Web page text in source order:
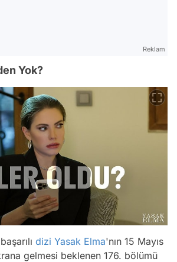
Reklam
Yok?
dizi Yasak Elma'nın 15 Mayıs
gelmesi beklenen 176. bölümü